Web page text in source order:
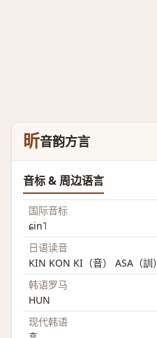
昕音韵方言
音标 & 周边语言
国际音标
ɕin˥
日语读音
KIN KON KI（音） ASA（訓）
韩语罗马
HUN
现代韩语